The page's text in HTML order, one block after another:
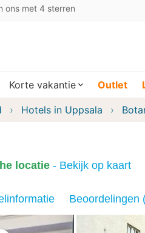
ons met 4 sterren
Korte vakantie Outlet
Hotels in Uppsala
locatie - Bekijk op kaart
Beoordelingen